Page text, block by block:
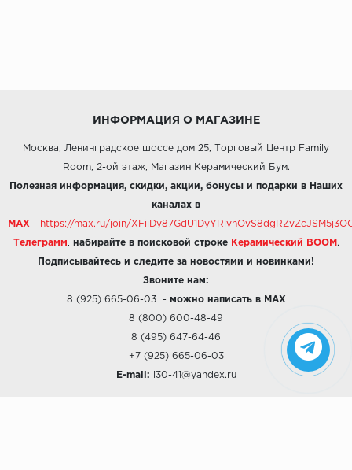
ИНФОРМАЦИЯ О МАГАЗИНЕ
Москва, Ленинградское шоссе дом 25, Торговый Центр Family
Room, 2-ой этаж, Магазин Керамический Бум.
Полезная информация, скидки, акции, бонусы и подарки в Наших
каналах в
MAX - https://max.ru/join/
Телеграмм набирайте в поисковой строке Керамический BOOM .
Подписывайтесь и следите за новостями и новинками!
Звоните нам:
8 (925) 665-06-03- можно написать в MAX
8 (800) 600-48-49
8 (495) 647-64-46
+7 (925) 665-06-03
E-mail: i30-41@yandex.ru